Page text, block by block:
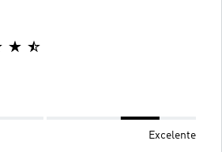
Excelente